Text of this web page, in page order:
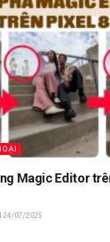
Magic Editor
24/07/2025